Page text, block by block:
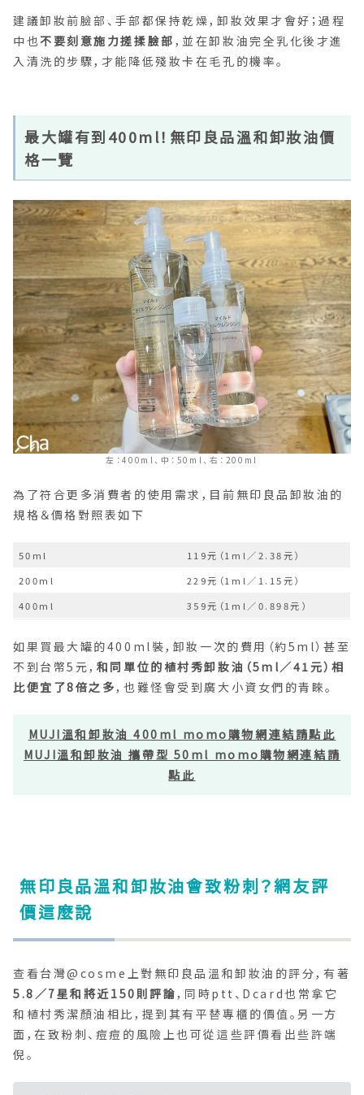
建議卸妝前臉部、手部都保持乾燥，卸妝效果才會好；過程
中也不要刻意施力搓揉臉部 ，並在卸妝油完全乳化後才進
入清洗的步驟，才能降低殘妝卡在毛孔的機率。
最大罐有到400ml！無印良品溫和卸妝油價
格一覽
左：400ml、中：50ml、右：200ml
為了符合更多消費者的使用需求，目前無印良品卸妝油的
規格＆價格對照表如下
50ml
119元（1ml／2.38元）
200ml
229元（1ml／1.15元）
400ml
359元（1ml／0.898元）
如果買最大罐的400ml裝，卸妝一次的費用（約5ml）甚至
不到台幣5元， 和同單位的植村秀卸妝油（5ml／41元）相
比便宜了8倍之多，也難怪會受到廣大小資女們的青睞。
MUJI溫和卸妝油 400ml momo購物網連結請點此
MUJI溫和卸妝油 攜帶型 50ml momo購物網連結請
點此
無印良品溫和卸妝油會致粉刺？網友評
價這麼說
查看台灣@cosme上對無印良品溫和卸妝油的評分，有著
5.8／7星和將近150則評論，同時ptt、Dcard也常拿它
和植村秀潔顏油相比，提到其有平替專櫃的價值。另一方
面，在致粉刺、痘痘的風險上也可從這些評價看出些許端
倪。